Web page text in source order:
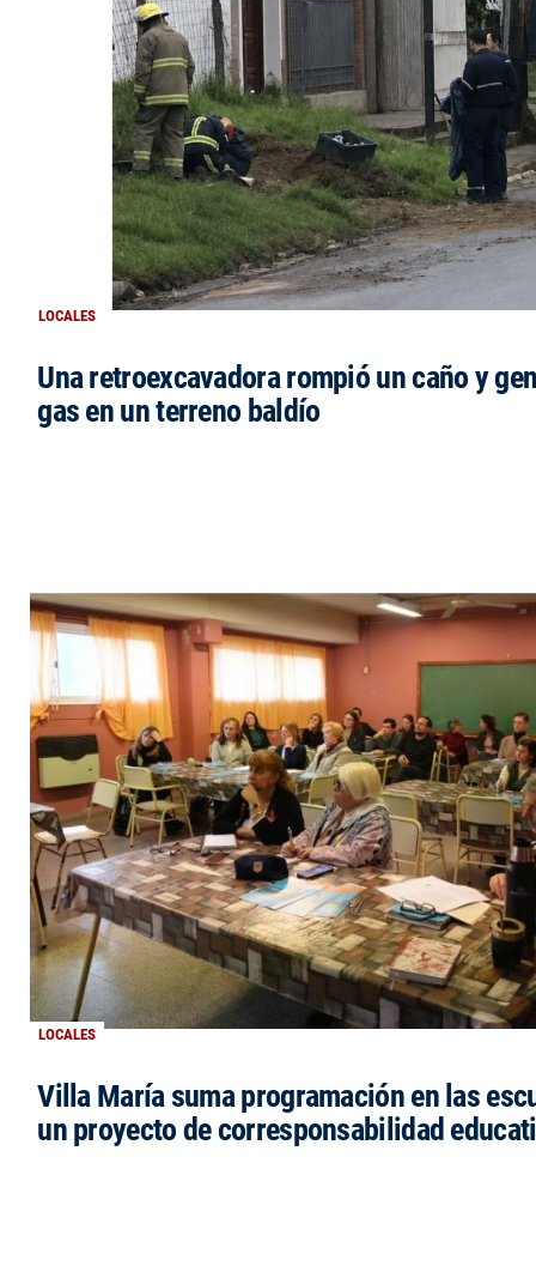
LOCALES
Una retroexcavadora rompió un caño y
gas en un terreno baldío
LOCALES
Villa María suma programación en las
un proyecto de corresponsabilidad